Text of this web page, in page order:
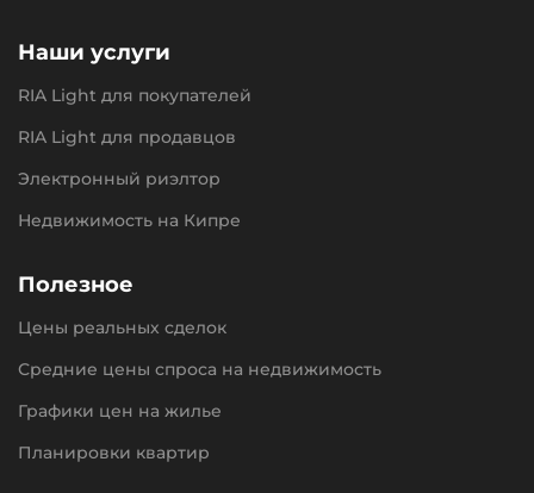
Наши услуги
RIA Light для покупателей
RIA Light для продавцов
Электронный риэлтор
Недвижимость на Кипре
Полезное
Цены реальных сделок
Средние цены спроса на недвижимость
Графики цен на жилье
Планировки квартир